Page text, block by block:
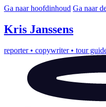
Ga naar hoofdinhoud Ga naar
Kris Janssens
reporter • copywriter • tour